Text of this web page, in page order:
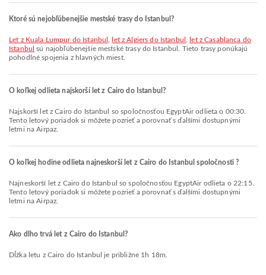
Ktoré sú nejobľúbenejšie mestské trasy do Istanbul?
let z Kuala Lumpur do Istanbul let z Algiers do Istanbul
let z Casablanca do
Istanbul sú najobľúbenejšie mestské trasy do Istanbul. Tieto trasy ponúkajú
pohodlné spojenia z hlavných miest.
O koľkej odlieta najskorší let z Cairo do Istanbul?
Najskorší let z Cairo do Istanbul so spoločnosťou EgyptAir odlieta o 00:30.
Tento letový poriadok si môžete pozrieť a porovnať s ďalšími dostupnými
letmi na Airpaz.
O koľkej hodine odlieta najneskorší let z Cairo do Istanbul spoločnosti ?
Najneskorší let z Cairo do Istanbul so spoločnosťou EgyptAir odlieta o 22:15.
Tento letový poriadok si môžete pozrieť a porovnať s ďalšími dostupnými
letmi na Airpaz.
Ako dlho trvá let z Cairo do Istanbul?
Dĺžka letu z Cairo do Istanbul je približne 1h 18m.